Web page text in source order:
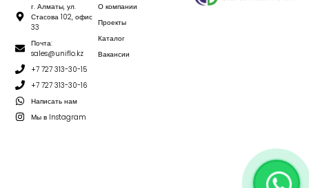
О компании
Проекты
Каталог
Вакансии
г. Алматы, ул.
Стасова 102, офис
33
Почта:
sales@uniflo.kz
+7 727 313-30-15
+7 727 313-30-16
Написать нам
Мы в Instagram